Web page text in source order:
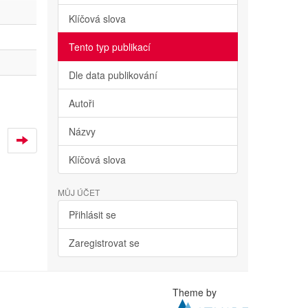
Klíčová slova
Tento typ publikací
Dle data publikování
Autoři
Názvy
Klíčová slova
MŮJ ÚČET
Přihlásit se
Zaregistrovat se
Theme by